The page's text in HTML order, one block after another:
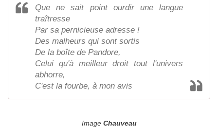
Que ne sait point ourdir une langue
traîtresse
Par sa pernicieuse adresse !
Des malheurs qui sont sortis
De la boîte de Pandore,
Celui qu'à meilleur droit tout l'univers
abhorre,
C'est la fourbe, à mon avis
Image Chauveau